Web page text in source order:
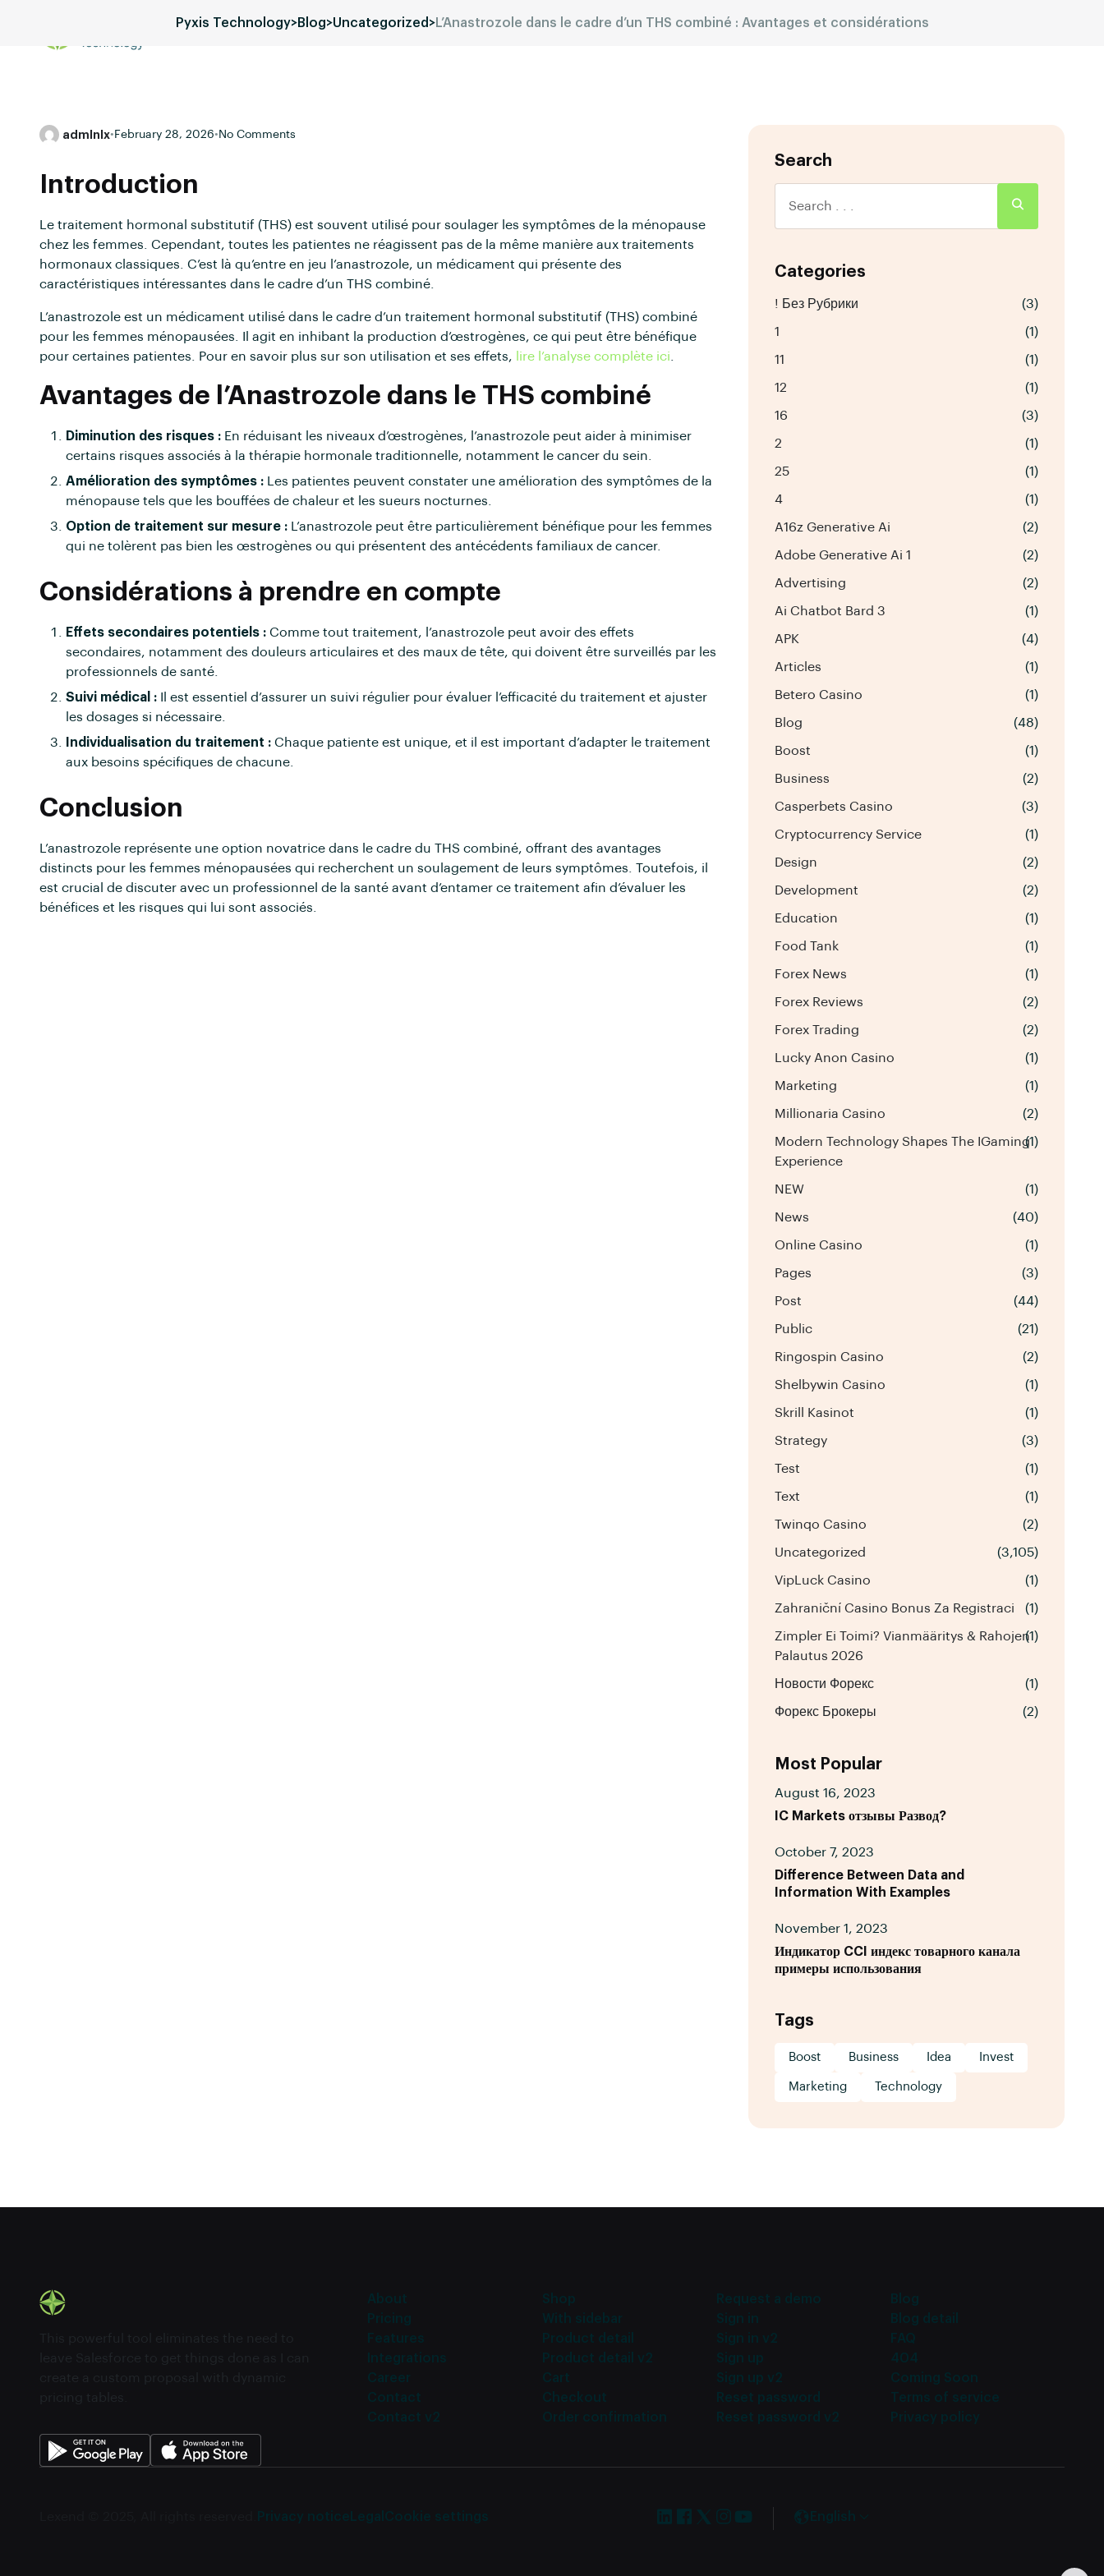
Services BlogPricing
Pyxis Technology>Blog>Uncategorized >L’Anastrozole dans le cadre d’un THS combiné : Avantages et considérations
admlnlx• February 28, 2026• No Comments
Introduction
Le traitement hormonal substitutif (THS) est souvent utilisé pour soulager les symptômes de la ménopause
chez les femmes. Cependant, toutes les patientes ne réagissent pas de la même manière aux traitements
hormonaux classiques. C’est là qu’entre en jeu l’anastrozole, un médicament qui présente des
caractéristiques intéressantes dans le cadre d’un THS combiné.
L’anastrozole est un médicament utilisé dans le cadre d’un traitement hormonal substitutif (THS) combiné
pour les femmes ménopausées. Il agit en inhibant la production d’œstrogènes, ce qui peut être bénéfique
pour certaines patientes. Pour en savoir plus sur son utilisation et ses effets,
lire l’analyse complète ici
Avantages de l’Anastrozole dans le THS combiné
Diminution des risques : En réduisant les niveaux d’œstrogènes, l’anastrozole peut aider à minimiser
certains risques associés à la thérapie hormonale traditionnelle, notamment le cancer du sein.
Amélioration des symptômes : Les patientes peuvent constater une amélioration des symptômes de la
ménopause tels que les bouffées de chaleur et les sueurs nocturnes.
Option de traitement sur mesure : L’anastrozole peut être particulièrement bénéfique pour les femmes
qui ne tolèrent pas bien les œstrogènes ou qui présentent des antécédents familiaux de cancer.
Considérations à prendre en compte
Effets secondaires potentiels : Comme tout traitement, l’anastrozole peut avoir des effets
secondaires, notamment des douleurs articulaires et des maux de tête, qui doivent être surveillés par les
professionnels de santé.
Suivi médical : Il est essentiel d’assurer un suivi régulier pour évaluer l’efficacité du traitement et ajuster
les dosages si nécessaire.
Individualisation du traitement : Chaque patiente est unique, et il est important d’adapter le traitement
aux besoins spécifiques de chacune.
Conclusion
L’anastrozole représente une option novatrice dans le cadre du THS combiné, offrant des avantages
distincts pour les femmes ménopausées qui recherchent un soulagement de leurs symptômes. Toutefois, il
est crucial de discuter avec un professionnel de la santé avant d’entamer ce traitement afin d’évaluer les
bénéfices et les risques qui lui sont associés.
Search
Categories
! Без Рубрики (3)
1 (1)
11 (1)
12 (1)
16 (3)
2 (1)
25 (1)
4 (1)
A16z Generative Ai (2)
Adobe Generative Ai 1 (2)
Advertising (2)
Ai Chatbot Bard 3 (1)
APK (4)
Articles (1)
Betero Casino (1)
Blog (48)
Boost (1)
Business (2)
Casperbets Casino (3)
Cryptocurrency Service (1)
Design (2)
Development (2)
Education (1)
Food Tank (1)
Forex News (1)
Forex Reviews (2)
Forex Trading (2)
Lucky Anon Casino (1)
Marketing (1)
Millionaria Casino (2)
Modern Technology Shapes The IGaming
Experience
(1)
NEW (1)
News (40)
Online Casino (1)
Pages (3)
Post (44)
Public (21)
Ringospin Casino (2)
Shelbywin Casino (1)
Skrill Kasinot (1)
Strategy (3)
Test (1)
Text (1)
Twinqo Casino (2)
Uncategorized (3,105)
VipLuck Casino (1)
Zahraniční Casino Bonus Za Registraci (1)
Zimpler Ei Toimi? Vianmääritys & Rahojen
Palautus 2026
(1)
Новости Форекс (1)
Форекс Брокеры (2)
Most Popular
August 16, 2023
IC Markets отзывы Развод?
October 7, 2023
Difference Between Data and
Information With Examples
November 1, 2023
Индикатор CCI индекс товарного канала
примеры использования
Tags
Boost Business Idea Invest
Marketing Technology